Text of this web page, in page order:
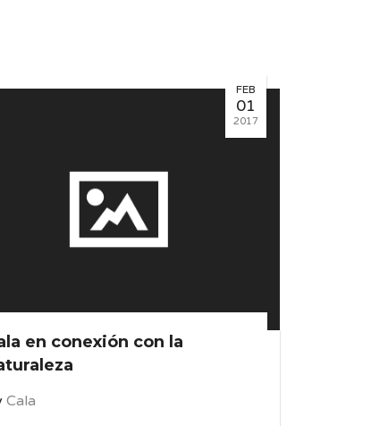
FEB
01
2017
en conexión con la
Cala